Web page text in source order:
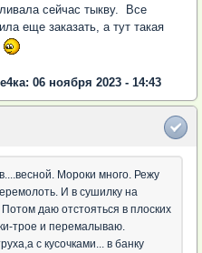
сейчас тыкву. Все
еще заказать, а тут такая
06 ноября 2023 - 14:43
Мороки много. Режу
И в сушилку на
даю отстояться в плоских
трое и перемалываю.
с кусочками... в банку